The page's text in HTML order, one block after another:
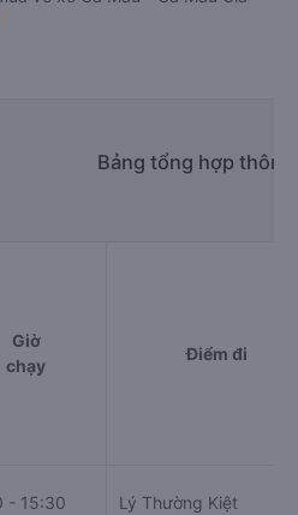
Bảng tổng hợp
Giờ
chạy
Điểm đi
- 15:30 Lý Thường Kiệt